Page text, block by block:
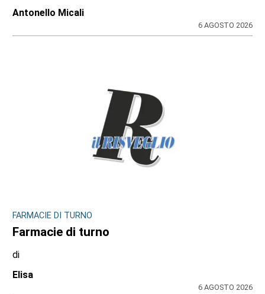
Antonello Micali
6 AGOSTO 2026
FARMACIE DI TURNO
Farmacie di turno
di
Elisa
6 AGOSTO 2026